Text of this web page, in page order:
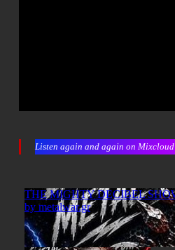
Listen again and again on Mixcloud